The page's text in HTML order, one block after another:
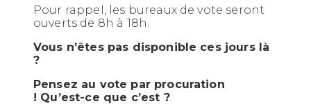
Pour rappel, les bureaux de vote seront
ouverts de 8h à 18h.
Vous n’êtes pas disponible ces jours là
?
Pensez au vote par procuration
! Qu’est-ce que c’est ?